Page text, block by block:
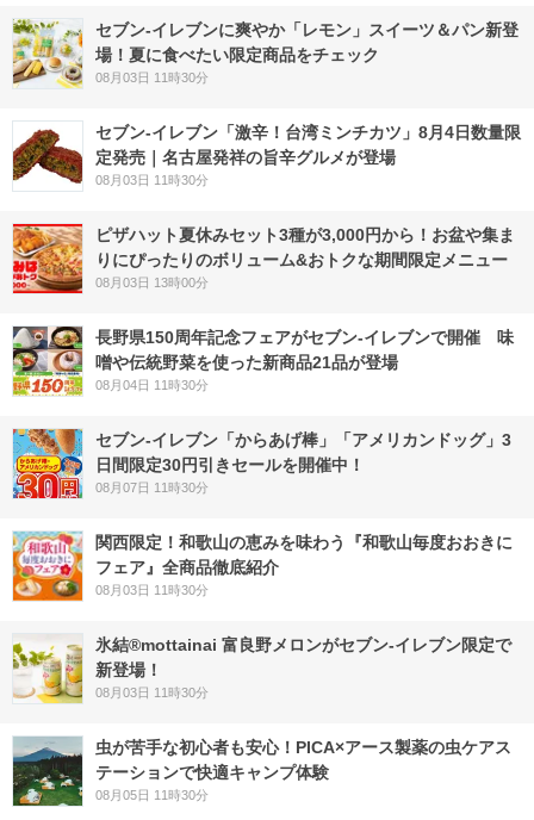
セブン‐イレブンに爽やか「レモン」スイーツ＆パン新登
場！夏に食べたい限定商品をチェック
08月03日 11時30分
セブン-イレブン「激辛！台湾ミンチカツ」8月4日数量限
定発売｜名古屋発祥の旨辛グルメが登場
08月03日 11時30分
ピザハット夏休みセット3種が3,000円から！お盆や集ま
りにぴったりのボリューム&おトクな期間限定メニュー
08月03日 13時00分
長野県150周年記念フェアがセブン-イレブンで開催 味
噌や伝統野菜を使った新商品21品が登場
08月04日 11時30分
セブン‐イレブン「からあげ棒」「アメリカンドッグ」3
日間限定30円引きセールを開催中！
08月07日 11時30分
関西限定！和歌山の恵みを味わう『和歌山毎度おおきに
フェア』全商品徹底紹介
08月03日 11時30分
氷結®mottainai 富良野メロンがセブン‐イレブン限定で
新登場！
08月03日 11時30分
虫が苦手な初心者も安心！PICA×アース製薬の虫ケアス
テーションで快適キャンプ体験
08月05日 11時30分